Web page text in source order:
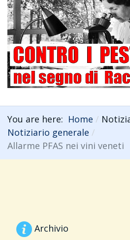
You are here: Home
Notiziario generale
Allarme PFAS nei vini veneti
Archivio